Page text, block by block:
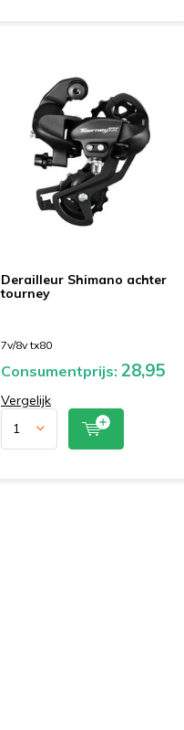
Derailleur Shimano achter
tourney
7v/8v tx80
Consumentprijs: 28,95
Vergelijk